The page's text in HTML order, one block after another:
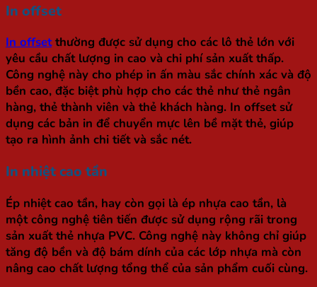
In offset
In offsetthường được sử dụng cho các lô thẻ lớn với
yêu cầu chất lượng in cao và chi phí sản xuất thấp.
Công nghệ này cho phép in ấn màu sắc chính xác và độ
bền cao, đặc biệt phù hợp cho các thẻ như thẻ ngân
hàng, thẻ thành viên và thẻ khách hàng. In offset sử
dụng các bản in để chuyển mực lên bề mặt thẻ, giúp
tạo ra hình ảnh chi tiết và sắc nét.
In nhiệt cao tần
Ép nhiệt cao tần, hay còn gọi là ép nhựa cao tần, là
một công nghệ tiên tiến được sử dụng rộng rãi trong
sản xuất thẻ nhựa PVC. Công nghệ này không chỉ giúp
tăng độ bền và độ bám dính của các lớp nhựa mà còn
nâng cao chất lượng tổng thể của sản phẩm cuối cùng.